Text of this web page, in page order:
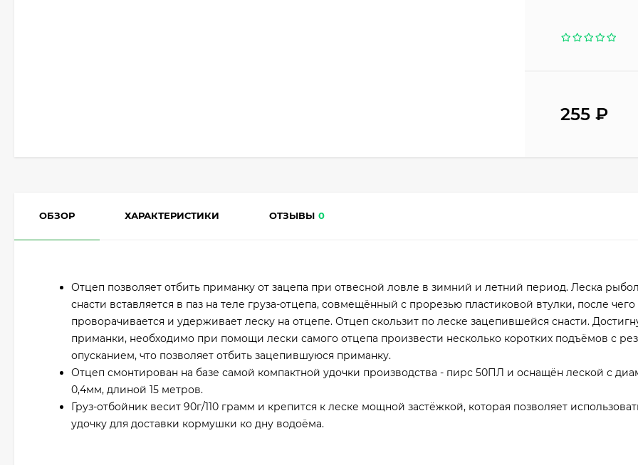
255₽
ОБЗОР ХАРАКТЕРИСТИКИ ОТЗЫВЫ 0
Отцеп позволяет отбить приманку от зацепа при отвесной ловле в зимний и летний период. Леска
снасти вставляется в паз на теле груза-отцепа, совмещённый с прорезью пластиковой втулки, после чего
проворачивается и удерживает леску на отцепе. Отцеп скользит по леске зацепившейся снасти.
приманки, необходимо при помощи лески самого отцепа произвести несколько коротких подъёмов с
опусканием, что позволяет отбить зацепившуюся приманку.
Отцеп смонтирован на базе самой компактной удочки производства - пирс 50ПЛ и оснащён леской с
0,4мм, длиной 15 метров.
Груз-отбойник весит 90г/110 грамм и крепится к леске мощной застёжкой, которая позволяет
удочку для доставки кормушки ко дну водоёма.